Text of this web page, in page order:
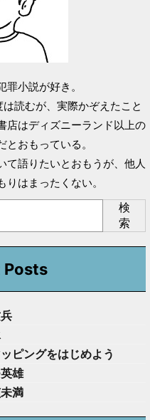
罪小説が好き。
読むが、実際かぞえたこと
店はディズニーランド以上の
とおもっている。
て語りたいとおもうが、他人
りはまったくない。
検
索
Posts
ピングをはじめよう
雄
満